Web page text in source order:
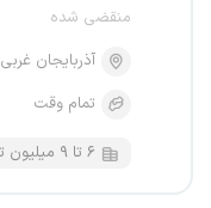
منقضی شده
آذربایجان غربی
تمام وقت
۶ تا ۹ میلیون تومان